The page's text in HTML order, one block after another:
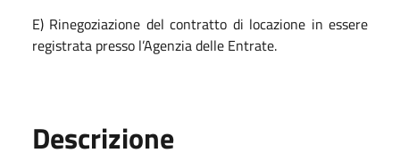
E) Rinegoziazione del contratto di locazione in essere
registrata presso l’Agenzia delle Entrate.
Descrizione